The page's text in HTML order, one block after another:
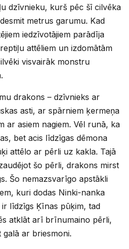
dzīvnieku, kurš pēc šī cilvēka
metrus garumu. Kad
iedzīvotājiem parādīja
attēliem un izdomātām
visvairāk monstru
drakons – dzīvnieks ar
asti, ar spārniem ķermeņa
ar asiem nagiem. Vēl runā, ka
bet acis līdzīgas dēmona
attēlo ar pērli uz kakla. Tajā
šo pērli, drakons mirst
Šo nemazsvarīgo apstākli
kuri dodas Ninki-nanka
līdzīgs Ķīnas pūķim, tad
atklāt arī brīnumaino pērli,
ar briesmoni.